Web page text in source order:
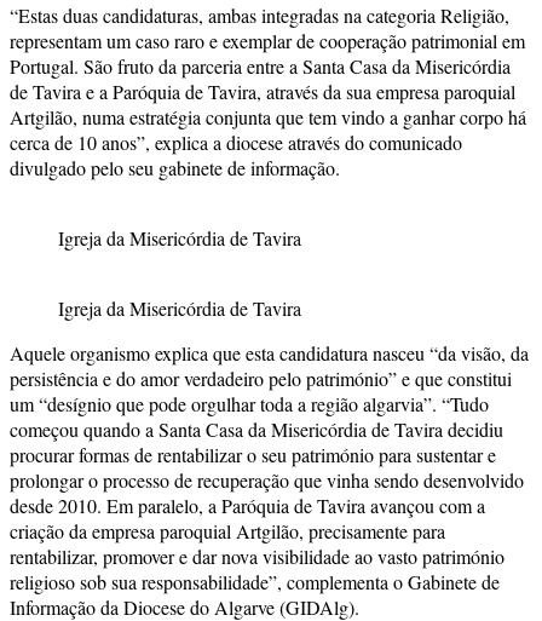
“Estas duas candidaturas, ambas integradas na categoria Religião,
representam um caso raro e exemplar de cooperação patrimonial em
Portugal. São fruto da parceria entre a Santa Casa da Misericórdia
de Tavira e a Paróquia de Tavira, através da sua empresa paroquial
Artgilão, numa estratégia conjunta que tem vindo a ganhar corpo há
cerca de 10 anos”, explica a diocese através do comunicado
divulgado pelo seu gabinete de informação.
Igreja da Misericórdia de Tavira
Igreja da Misericórdia de Tavira
Aquele organismo explica que esta candidatura nasceu “da visão, da
persistência e do amor verdadeiro pelo património” e que constitui
um “desígnio que pode orgulhar toda a região algarvia”. “Tudo
começou quando a Santa Casa da Misericórdia de Tavira decidiu
procurar formas de rentabilizar o seu património para sustentar e
prolongar o processo de recuperação que vinha sendo desenvolvido
desde 2010. Em paralelo, a Paróquia de Tavira avançou com a
criação da empresa paroquial Artgilão, precisamente para
rentabilizar, promover e dar nova visibilidade ao vasto património
religioso sob sua responsabilidade”, complementa o Gabinete de
Informação da Diocese do Algarve (GIDAlg).